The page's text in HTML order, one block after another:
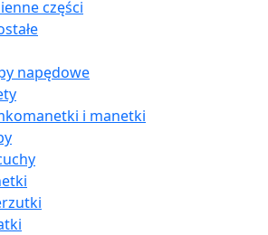
części
napędowe
i manetki